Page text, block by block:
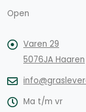
Open
Varen 29
5076JA Haaren
Ma t/m vr